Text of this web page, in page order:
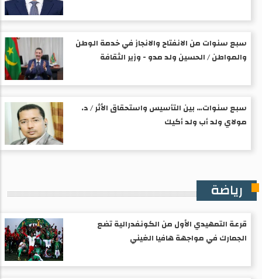
سبع سنوات من الانفتاح والانجاز في خدمة الوطن
والمواطن / الحسين ولد مدو - وزير الثقافة
سبع سنوات… بين التأسيس واستحقاق الأثر / د.
مولاي ولد أب ولد أكيك
رياضة
قرعة التمهيدي الأول من الكونفدرالية تضع
الجمارك في مواجهة هافيا الغيني